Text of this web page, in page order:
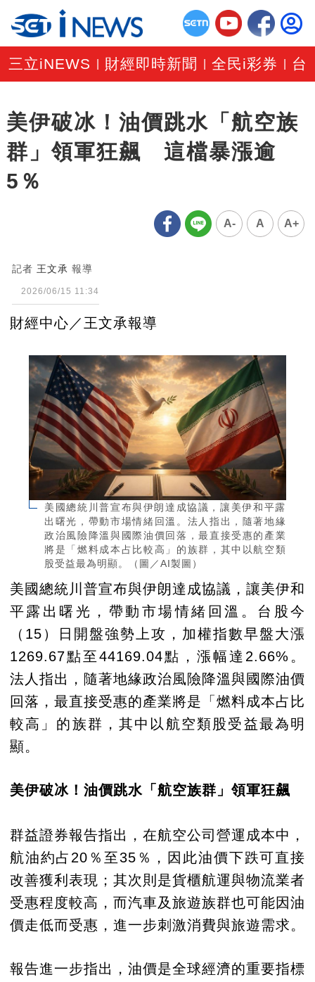
三立iNEWS 財經即時新聞 |全民i彩券 台
美伊破冰！油價跳水「航空族
群」領軍狂飆 這檔暴漲逾
5％
A- A A+
記者 王文承 報導
2026/06/15 11:34
財經中心／王文承報導
美國總統川普宣布與伊朗達成協議，讓美伊和平露
出曙光，帶動市場情緒回溫。法人指出，隨著地緣
政治風險降溫與國際油價回落，最直接受惠的產業
將是「燃料成本占比較高」的族群，其中以航空類
股受益最為明顯。（圖／AI製圖）
美國總統川普宣布與伊朗達成協議，讓美伊和
平露出曙光，帶動市場情緒回溫。台股今
（15）日開盤強勢上攻，加權指數早盤大漲
1269.67點至44169.04點，漲幅達2.66%。
法人指出，隨著地緣政治風險降溫與國際油價
回落，最直接受惠的產業將是「燃料成本占比
較高」的族群，其中以航空類股受益最為明
顯。
美伊破冰！油價跳水「航空族群」領軍狂飆
群益證券報告指出，在航空公司營運成本中，
航油約占20％至35％，因此油價下跌可直接
改善獲利表現；其次則是貨櫃航運與物流業者
受惠程度較高，而汽車及旅遊族群也可能因油
價走低而受惠，進一步刺激消費與旅遊需求。
報告進一步指出，油價是全球經濟的重要指標